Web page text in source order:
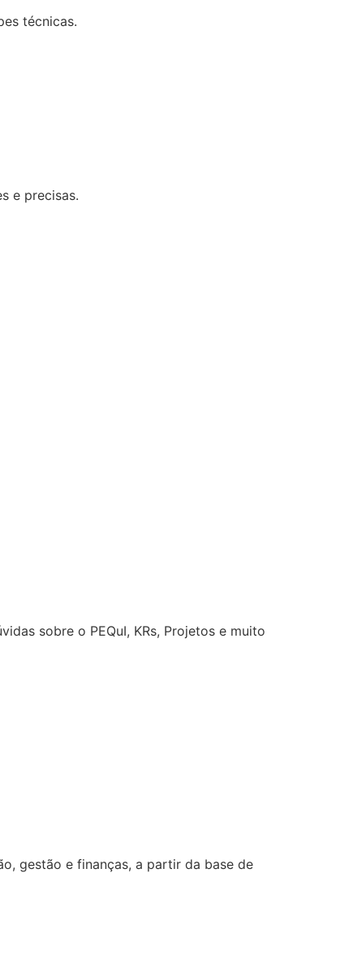
técnicas.
e precisas.
sobre o PEQuI, KRs, Projetos e muito
gestão e finanças, a partir da base de